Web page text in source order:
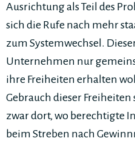
Ausrichtung als Teil des
sich die Rufe nach mehr
zum Systemwechsel.
Unternehmen nur
ihre Freiheiten erhalten
Gebrauch dieser
zwar dort, wo berechtigte
beim Streben nach